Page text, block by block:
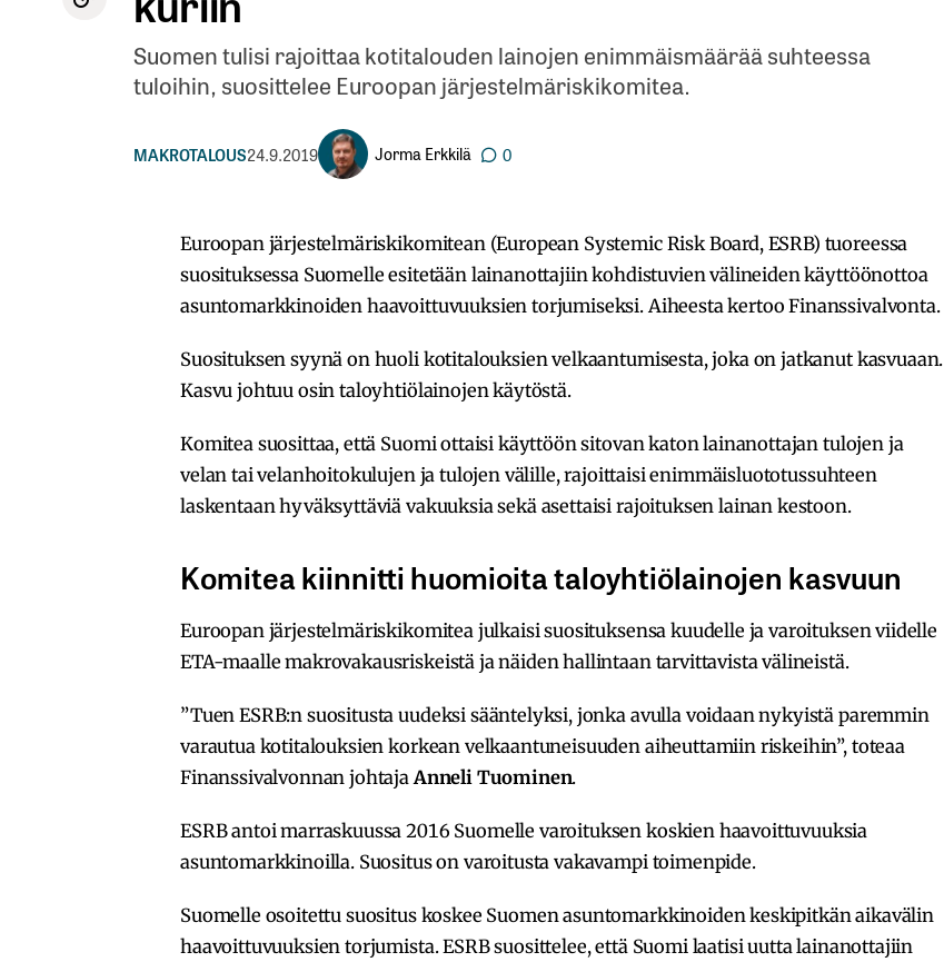
Suomen tulisi rajoittaa kotitalouden lainojen enimmäismäärää suhteessa
tuloihin, suosittelee Euroopan järjestelmäriskikomitea.
MAKROTALOUS24.9.2019 Jorma Erkkilä 0
Euroopan järjestelmäriskikomitean (European Systemic Risk Board, ESRB) tuoreessa
suosituksessa Suomelle esitetään lainanottajiin kohdistuvien välineiden käyttöönottoa
asuntomarkkinoiden haavoittuvuuksien torjumiseksi. Aiheesta kertoo Finanssivalvonta.
Suosituksen syynä on huoli kotitalouksien velkaantumisesta, joka on jatkanut kasvuaan.
Kasvu johtuu osin taloyhtiölainojen käytöstä.
Komitea suosittaa, että Suomi ottaisi käyttöön sitovan katon lainanottajan tulojen ja
velan tai velanhoitokulujen ja tulojen välille, rajoittaisi enimmäisluototussuhteen
laskentaan hyväksyttäviä vakuuksia sekä asettaisi rajoituksen lainan kestoon.
Komitea kiinnitti huomioita taloyhtiölainojen kasvuun
Euroopan järjestelmäriskikomitea julkaisi suosituksensa kuudelle ja varoituksen viidelle
ETA-maalle makrovakausriskeistä ja näiden hallintaan tarvittavista välineistä.
”Tuen ESRB:n suositusta uudeksi sääntelyksi, jonka avulla voidaan nykyistä paremmin
varautua kotitalouksien korkean velkaantuneisuuden aiheuttamiin riskeihin”, toteaa
Finanssivalvonnan johtaja Anneli Tuominen.
ESRB antoi marraskuussa 2016 Suomelle varoituksen koskien haavoittuvuuksia
asuntomarkkinoilla. Suositus on varoitusta vakavampi toimenpide.
Suomelle osoitettu suositus koskee Suomen asuntomarkkinoiden keskipitkän aikavälin
haavoittuvuuksien torjumista. ESRB suosittelee, että Suomi laatisi uutta lainanottajiin